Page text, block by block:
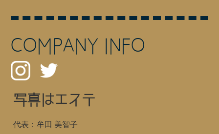
COMPANY INFO
写真はエステ
代表：牟田 美智子